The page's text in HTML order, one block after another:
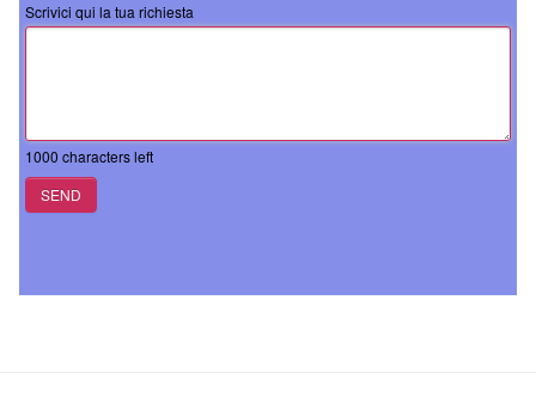
Scrivici qui la tua richiesta
1000 characters left
SEND